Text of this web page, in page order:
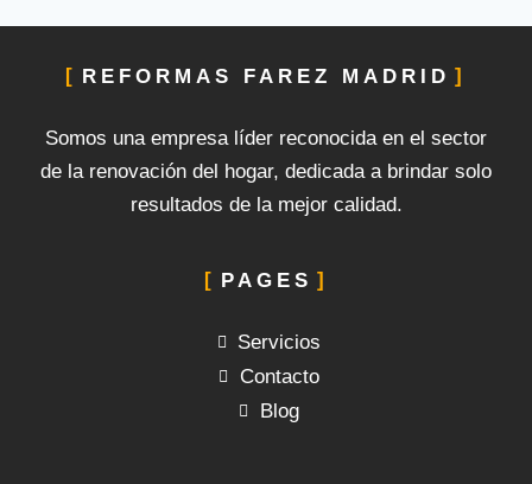
REFORMAS FAREZ MADRID
Somos una empresa líder reconocida en el sector
de la renovación del hogar, dedicada a brindar solo
resultados de la mejor calidad.
PAGES
Servicios
Contacto
Blog